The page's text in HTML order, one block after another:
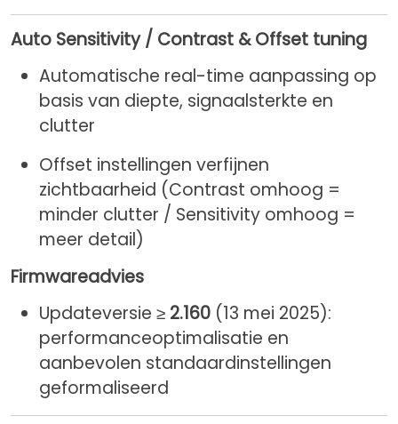
Auto Sensitivity / Contrast & Offset tuning
Automatische real-time aanpassing op
basis van diepte, signaalsterkte en
clutter
Offset instellingen verfijnen
zichtbaarheid (Contrast omhoog =
minder clutter / Sensitivity omhoog =
meer detail)
Firmwareadvies
Updateversie ≥ 2.160 (13 mei 2025):
performanceoptimalisatie en
aanbevolen standaardinstellingen
geformaliseerd